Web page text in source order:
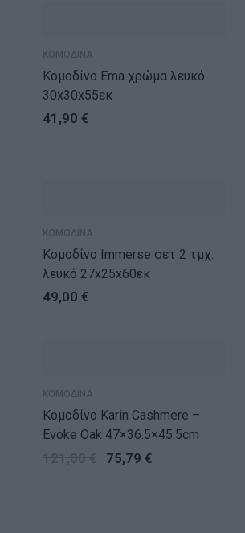
ΚΟΜΟΔΙΝΑ
Κομοδίνο Ema χρώμα λευκό
30x30x55εκ
41,90 €
ΚΟΜΟΔΙΝΑ
Κομοδίνο Immerse σετ 2 τμχ.
λευκό 27x25x60εκ
49,00 €
ΚΟΜΟΔΙΝΑ
Κομοδίνο Karin Cashmere –
Evoke Oak 47×36.5×45.5cm
75,79 €